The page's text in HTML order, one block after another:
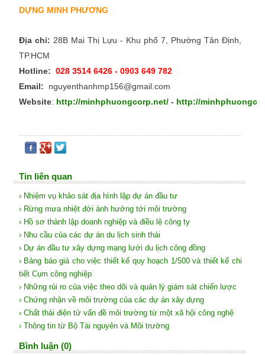
DỰNG MINH PHƯƠNG
Địa chỉ: 28B Mai Thị Lựu - Khu phố 7, Phường Tân Định,
TP.HCM
Hotline: 028 3514 6426 - 0903 649 782
Email: nguyenthanhmp156@gmail.com
Website: http://minhphuongcorp.net/- http://
Tin liên quan
› Nhiệm vụ khảo sát địa hình lập dự án đầu tư
› Rừng mưa nhiệt đới ảnh hưởng tới môi trường
› Hồ sơ thành lập doanh nghiệp và điều lệ công ty
› Nhu cầu của các dự án du lịch sinh thái
› Dự án đầu tư xây dựng mạng lưới du lịch công đồng
› Bảng báo giá cho việc thiết kế quy hoạch 1/500 và thiết kế chi
tiết Cụm công nghiệp
› Những rủi ro của việc theo dõi và quản lý giám sát chiến lược
› Chứng nhận về môi trường của các dự án xây dựng
› Chất thải điện tử vấn đề môi trường từ một xã hội công nghệ
› Thông tin từ Bộ Tài nguyên và Môi trường
Bình luận (0)